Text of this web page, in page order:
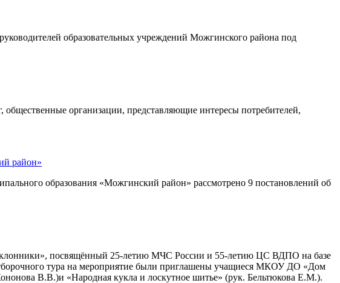
образовательных учреждений Можгинского района под
общественные организации, представляющие интересы потребителей,
район»
образования «Можгинский район» рассмотрено 9 постановлений об
посвящённый 25-летию МЧС России и 55-летию ЦС ВДПО на базе
тура на мероприятие были приглашены учащиеся МКОУ ДО «Дом
В.В.)и «Народная кукла и лоскутное шитье» (рук. Бельтюкова Е.М.).